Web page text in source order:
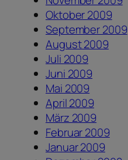
Oktober 2009
September 2009
August 2009
Juli 2009
Juni 2009
Mai 2009
April 2009
März 2009
Februar 2009
Januar 2009